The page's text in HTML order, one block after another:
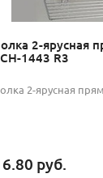
2-ярусная
1443 R3
2-ярусная
руб.